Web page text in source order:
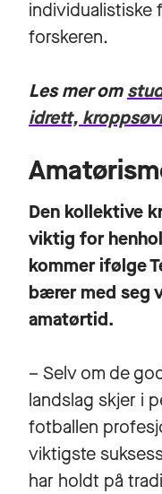
individualistiske
forskeren.
Les mer om
idrett,
Den kollektive
viktig for
kommer ifølge
bærer med seg
amatørtid.
– Selv om de
landslag skjer i
fotballen
viktigste
har holdt på